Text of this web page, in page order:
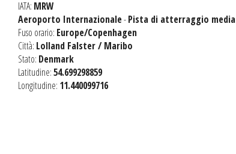
IATA: MRW
Aeroporto Internazionale-Pista di atterraggio media
Fuso orario: Europe/Copenhagen
Città: Lolland Falster / Maribo
Stato: Denmark
Latitudine:54.699298859
Longitudine: 11.440099716